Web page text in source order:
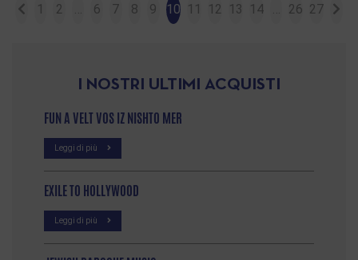
1 2 6 7 8 9 10 11 12 13 14 26 27
I NOSTRI ULTIMI ACQUISTI
FUN A VELT VOS IZ NISHTO MER
Leggi di più
EXILE TO HOLLYWOOD
Leggi di più